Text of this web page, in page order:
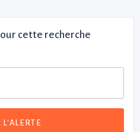
cette recherche
L'ALERTE